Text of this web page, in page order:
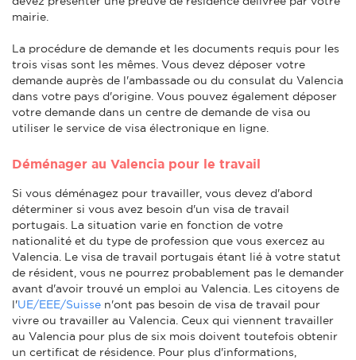
mairie.
La procédure de demande et les documents requis pour les
trois visas sont les mêmes. Vous devez déposer votre
demande auprès de l'ambassade ou du consulat du Valencia
dans votre pays d'origine. Vous pouvez également déposer
votre demande dans un centre de demande de visa ou
utiliser le service de visa électronique en ligne.
Déménager au Valencia pour le travail
Si vous déménagez pour travailler, vous devez d'abord
déterminer si vous avez besoin d'un visa de travail
portugais. La situation varie en fonction de votre
nationalité et du type de profession que vous exercez au
Valencia. Le visa de travail portugais étant lié à votre statut
de résident, vous ne pourrez probablement pas le demander
avant d'avoir trouvé un emploi au Valencia. Les citoyens de
l'UE/EEE/Suisse n'ont pas besoin de visa de travail pour
vivre ou travailler au Valencia. Ceux qui viennent travailler
au Valencia pour plus de six mois doivent toutefois obtenir
un certificat de résidence. Pour plus d'informations,